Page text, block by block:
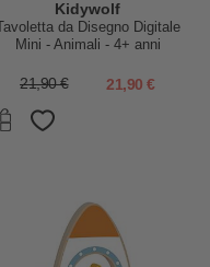
Kidywolf
Tavoletta da Disegno Digitale
Mini - Animali - 4+ anni
21,90 € 21,90 €